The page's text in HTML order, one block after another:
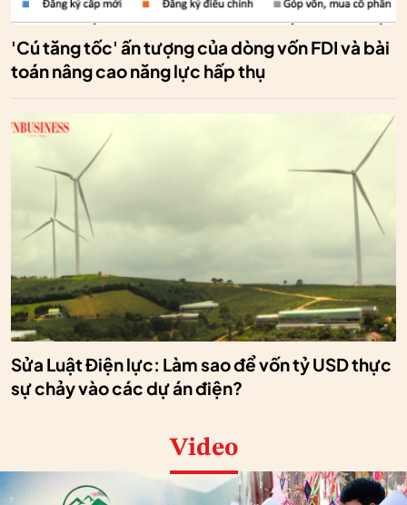
'Cú tăng tốc' ấn tượng của dòng vốn FDI và bài
toán nâng cao năng lực hấp thụ
Sửa Luật Điện lực: Làm sao để vốn tỷ USD thực
sự chảy vào các dự án điện?
Video